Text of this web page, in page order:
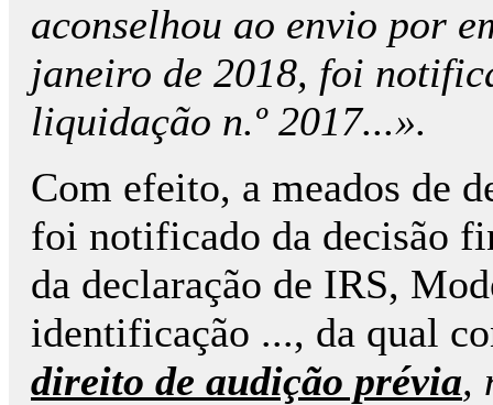
aconselhou ao envio por
janeiro de 2018, foi
liquidação n.º 2017...».
Com efeito, a meados de
foi notificado da decisão
da declaração de IRS,
identificação ..., da qual
direito de audição prévia,